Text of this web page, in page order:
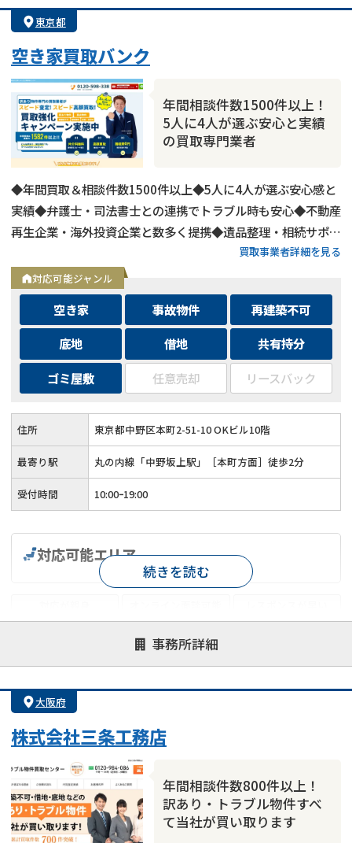
東京都
空き家買取バンク
年間相談件数1500件以上！
5人に4人が選ぶ安心と実績
の買取専門業者
◆年間買取＆相談件数1500件以上◆5人に4人が選ぶ安心感と
実績◆弁護士・司法書士との連携でトラブル時も安心◆不動産
再生企業・海外投資企業と数多く提携◆遺品整理・相続サポー
トも可能◆メールとLINEは24時間相談受付中買取事業者詳細を見る
対応可能ジャンル
空き家 事故物件
再建築不可
底地
借地
共有持分
ゴミ屋敷
任意売却 リースバック
住所 東京都中野区本町2-51-10 OKビル10階
最寄り駅 丸の内線「中野坂上駅」［本町方面］徒歩2分
受付時間 10:00ｰ19:00
事務所詳細
対応可能エリア
士業連携有り
続きを読む
大阪府
株式会社三条工務店
年間相談件数800件以上！
訳あり・トラブル物件すべ
て当社が買い取ります